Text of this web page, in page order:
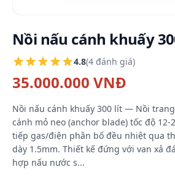
Nồi nấu cánh khuấy
4.8(4 đánh giá)
35.000.000 VNĐ
Nồi nấu cánh khuấy 300 lít — Nồi
cánh mỏ neo (anchor blade) tốc độ 12-
tiếp gas/điện phân bố đều nhiệt qua
dày 1.5mm. Thiết kế đứng với van xả
hợp nấu nước s...